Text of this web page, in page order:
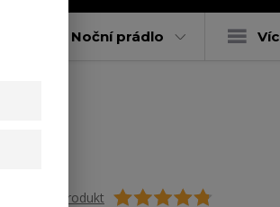
Noční prádlo
produkt